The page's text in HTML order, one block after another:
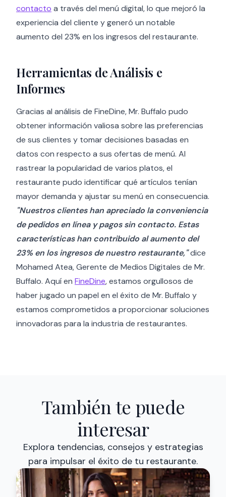
contacto a través del menú digital, lo que mejoró la
experiencia del cliente y generó un notable
aumento del 23% en los ingresos del restaurante.
Herramientas de Análisis e
Informes
Gracias al análisis de FineDine, Mr. Buffalo pudo
obtener información valiosa sobre las preferencias
de sus clientes y tomar decisiones basadas en
datos con respecto a sus ofertas de menú. Al
rastrear la popularidad de varios platos, el
restaurante pudo identificar qué artículos tenían
mayor demanda y ajustar su menú en consecuencia.
"Nuestros clientes han apreciado la conveniencia
de pedidos en línea y pagos sin contacto. Estas
características han contribuido al aumento del
23% en los ingresos de nuestro restaurante,"dice
Mohamed Atea, Gerente de Medios Digitales de Mr.
Buffalo. Aquí en FineDine, estamos orgullosos de
haber jugado un papel en el éxito de Mr. Buffalo y
estamos comprometidos a proporcionar soluciones
innovadoras para la industria de restaurantes.
También te puede
interesar
Explora tendencias, consejos y estrategias
para impulsar el éxito de tu restaurante.